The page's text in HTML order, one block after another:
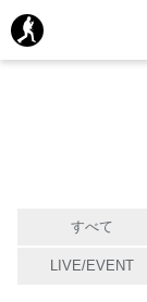
すべて
LIVE/EVENT